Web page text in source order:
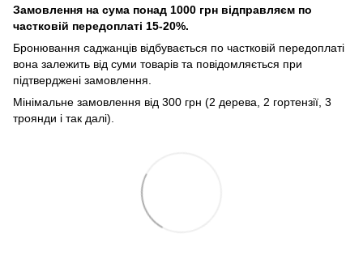
Замовлення на сума понад 1000 грн відправляєм по
частковій передоплаті 15-20%.
Бронювання саджанців відбувається по частковій передоплаті
вона залежить від суми товарів та повідомляється при
підтверджені замовлення.
Мінімальне замовлення від 300 грн (2 дерева, 2 гортензії, 3
троянди і так далі).